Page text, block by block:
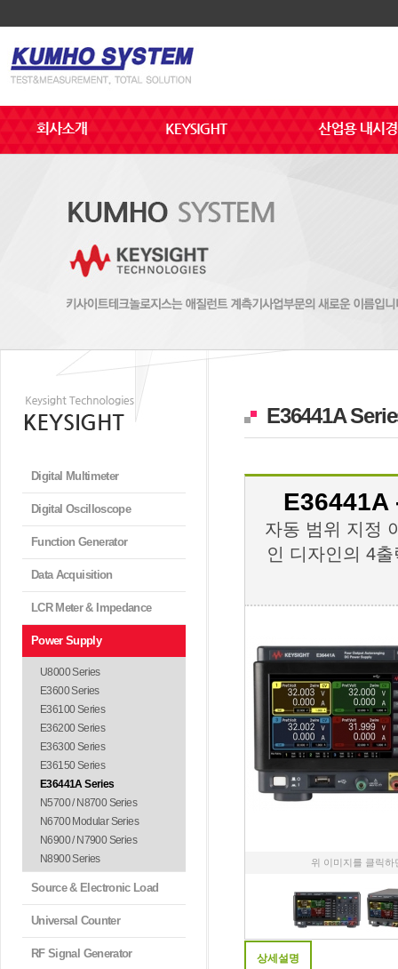
Digital Multimeter
Digital Oscilloscope
Function Generator
Data Acquisition
LCR Meter & Impedance
Power Supply
U8000 Series
E3600 Series
E36100 Series
E36200 Series
E36300 Series
E36150 Series
E36441A Series
N5700 / N8700 Series
N6700 Modular Series
N6900 / N7900 Series
N8900 Series
Source & Electronic Load
Universal Counter
RF Signal Generator
E36441A
E36441A
자동 범위 지정
인 디자인의 4
위 이미지를 클릭
상세설명